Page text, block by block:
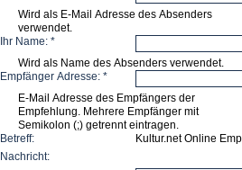
Wird als E-Mail Adresse des Absenders
verwendet.
Ihr Name: *
Wird als Name des Absenders verwendet.
Empfänger Adresse: *
E-Mail Adresse des Empfängers der
Empfehlung. Mehrere Empfänger mit
Semikolon (;) getrennt eintragen.
Betreff:
Kultur.net Online
Nachricht: